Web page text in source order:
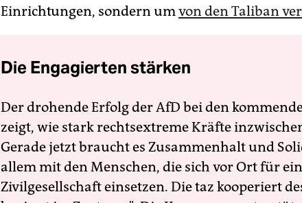
Einrichtungen, sondern umvon den Taliban
Die Engagierten stärken
Der drohende Erfolg der AfD bei den
zeigt, wie stark rechtsextreme Kräfte
Gerade jetzt braucht es Zusammenhalt und
allem mit den Menschen, die sich vor Ort für
Zivilgesellschaft einsetzen. Die taz kooperiert